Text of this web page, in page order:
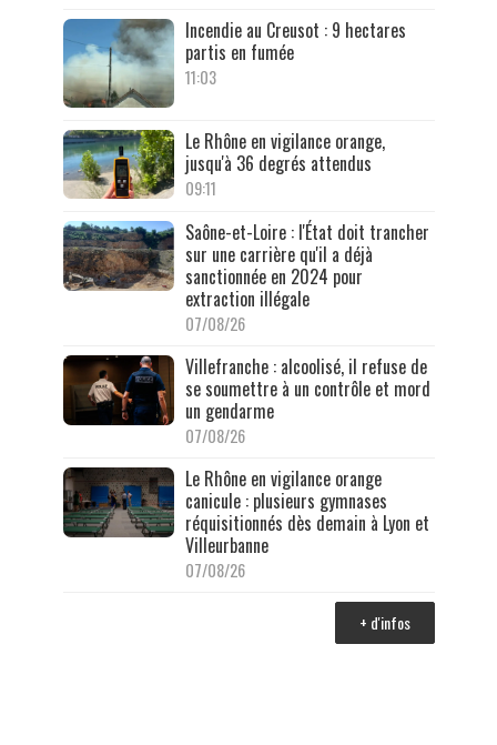
Incendie au Creusot : 9 hectares
partis en fumée
11:03
Le Rhône en vigilance orange,
jusqu'à 36 degrés attendus
09:11
Saône-et-Loire : l'État doit trancher
sur une carrière qu'il a déjà
sanctionnée en 2024 pour
extraction illégale
07/08/26
Villefranche : alcoolisé, il refuse de
se soumettre à un contrôle et mord
un gendarme
07/08/26
Le Rhône en vigilance orange
canicule : plusieurs gymnases
réquisitionnés dès demain à Lyon et
Villeurbanne
07/08/26
+ d'infos